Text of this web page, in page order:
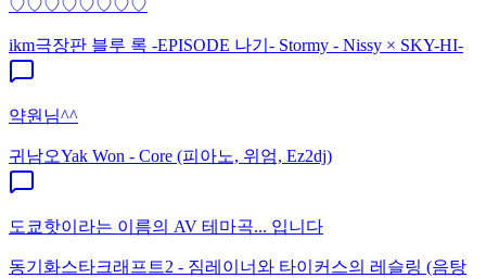
♡♡♡♡♡♡♡♡
ikm극장판 블루 록 -EPISODE 나기- Stormy - Nissy × SKY-HI-
약원님^^
귀남오Yak Won - Core (피아노, 위엄, Ez2dj)
도쿄핫이라는 이름의 AV 테마곡... 입니다
동기화스타크래프트2 - 짐레이너와 타이커스의 레슬링 (음탕